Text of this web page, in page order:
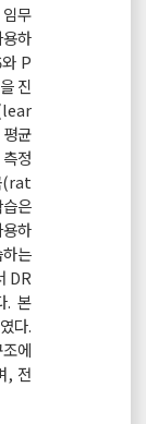
무
하
P
진
균
정
(rat
은
하
는
DR
. 본
다.
에
, 전